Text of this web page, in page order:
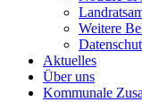
Weitere
Aktuelles
Über uns
Kommunale